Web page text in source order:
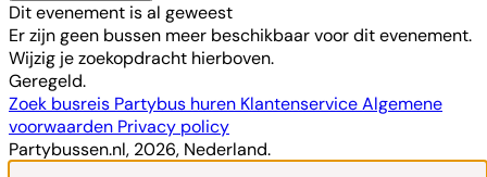
Dit evenement is al geweest
Er zijn geen bussen meer beschikbaar voor dit evenement.
Wijzig je zoekopdracht hierboven.
Geregeld.
Zoek busreis Partybus huren KlantenserviceAlgemene
voorwaarden Privacy policy
Partybussen.nl, 2026, Nederland.